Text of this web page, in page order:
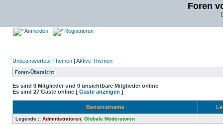
Foren
Anmelden Registrieren
Unbeantwortete Themen | Aktive Themen
Foren-Übersicht
Es sind 0 Mitglieder und 0 unsichtbare Mitglieder online
Es sind 27 Gäste online [ Gäste anzeigen ]
Benutzername
Legende :: Administratoren Globale Moderatoren